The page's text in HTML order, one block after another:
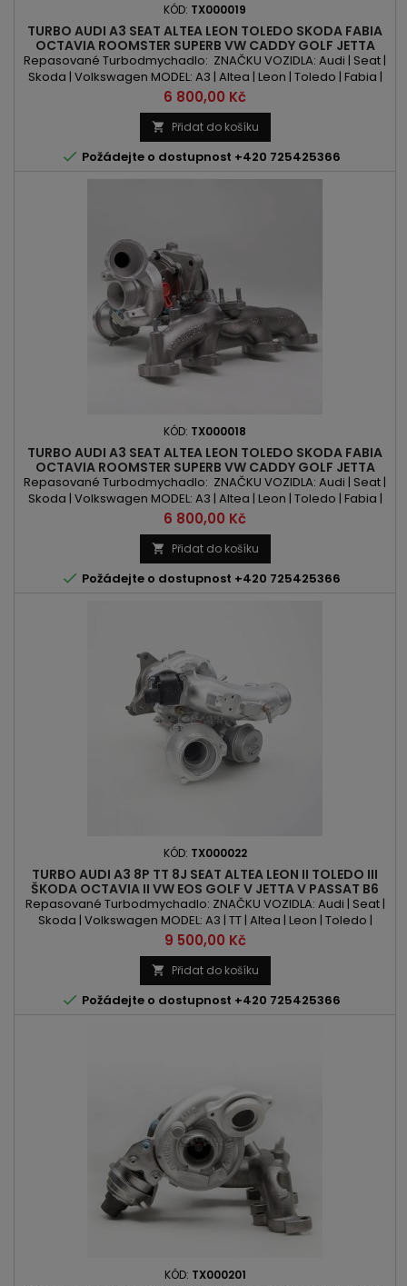
KÓD: TX000019
TURBO AUDI A3 SEAT ALTEA LEON TOLEDO SKODA FABIA
OCTAVIA ROOMSTER SUPERB VW CADDY GOLF JETTA
PASSAT POLO TOURAN 1.9TDI S DPF
Repasované Turbodmychadlo: ZNAČKU VOZIDLA: Audi | Seat |
Skoda | Volkswagen MODEL: A3 | Altea | Leon | Toledo | Fabia |
Octavia | Roomster | Superb | Caddy | Golf | Jetta | Passat | Polo
| TouranKÓD MOTORU: BLS | BSU OBSAH: 1896ccm 1.9TDI VÝKON:
75PS/55kW / 105PS/77kW ROK VÝROBY: 2002 - POZOR: S
OTVOREM PRO ČIDLO TEPLOTY VÝFUKOVÝCH PLYNŮ
Cena
6 800,00 Kč
 Přidat do košíku
 Požádejte o dostupnost +420 725425366
KÓD: TX000018
TURBO AUDI A3 SEAT ALTEA LEON TOLEDO SKODA FABIA
OCTAVIA ROOMSTER SUPERB VW CADDY GOLF JETTA
PASSAT POLO TOURAN 1.9TDI BEZ DPF
Repasované Turbodmychadlo: ZNAČKU VOZIDLA: Audi | Seat |
Skoda | Volkswagen MODEL: A3 | Altea | Leon | Toledo | Fabia |
Octavia | Roomster | Superb | Caddy | Golf | Jetta | Passat | Polo
| Touran KÓD MOTORU: BLS | BSU OBSAH: 1896ccm 1.9TDI VÝKON:
75PS/55kW / 105PS/77kW ROK VÝROBY: 2002 - POZOR : BEZ
OTVORU PRO ČIDLO VÝFUKOVÝCH PLYNŮ
Cena
6 800,00 Kč
 Přidat do košíku
 Požádejte o dostupnost +420 725425366
KÓD: TX000022
TURBO AUDI A3 8P TT 8J SEAT ALTEA LEON II TOLEDO III
ŠKODA OCTAVIA II VW EOS GOLF V JETTA V PASSAT B6
2.0 TFSI
Repasované Turbodmychadlo: ZNAČKU VOZIDLA: Audi | Seat |
Skoda | Volkswagen MODEL: A3 | TT | Altea | Leon | Toledo |
Octavia Eos | Golf | Jetta | Passat KÓD MOTORU: AXX | BWA | BPY
OBSAH: 1984ccm 2.0TFSI VÝKON: 185PS/136kW | 200PS/147kW
ROK VÝROBY: 2004 -
Cena
9 500,00 Kč
 Přidat do košíku
 Požádejte o dostupnost +420 725425366
KÓD: TX000201